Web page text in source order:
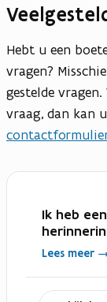
Hebt u een
vragen?
gestelde
vraag, dan kan u
Ik heb
Lees meer